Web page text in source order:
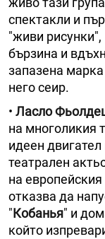
спектакли и
"живи
бързина и
запазена
него сеир.
• Ласло
на многоликия
идеен двигател
театрален
на
отказва да
"Кобанья" и
който